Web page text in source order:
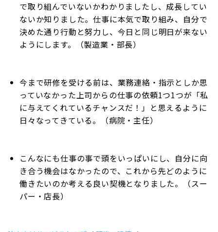
で取り組んでいないかわかりましたし、成長してい
ないか知りました。仕事に本気で取り組み、自分で
決めた通り行動と努力し、今日と同じ明日が来ない
ようにします。（製造業・部長）
今まで研修を受ける前は、業務連絡・指示としか思
っていなかった上司からの仕事の依頼1つ1つが「私
に与えてくれているチャンスだ！」と思えるように
日々なってきている。（病院・主任）
こんなにも仕事の事で頭をいっぱいにし、自分に向
き合う機会はなかったので、これから先どのように
働きたいのか考える良い契機となりました。（スー
パー・店長）